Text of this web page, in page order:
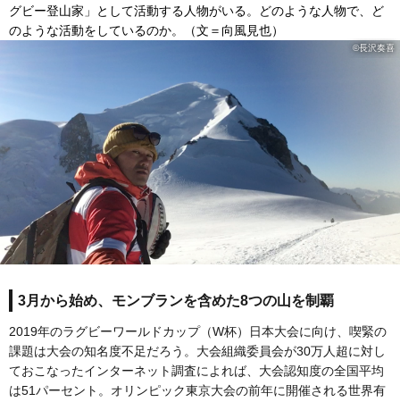
グビー登山家」として活動する人物がいる。どのような人物で、ど
のような活動をしているのか。（文＝向風見也）
©長沢奏喜
3月から始め、モンブランを含めた8つの山を制覇
2019年のラグビーワールドカップ（W杯）日本大会に向け、喫緊の
課題は大会の知名度不足だろう。大会組織委員会が30万人超に対し
ておこなったインターネット調査によれば、大会認知度の全国平均
は51パーセント。オリンピック東京大会の前年に開催される世界有